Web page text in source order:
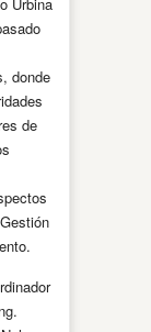
donde
de